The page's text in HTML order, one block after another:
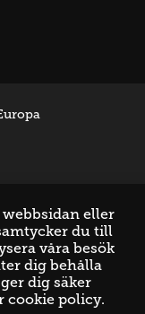
eller
du till
våra besök
dig behålla
dig säker
cookie policy.